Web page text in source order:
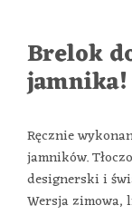
Brelok
jamnika!
Ręcznie
jamników.
designerski i
Wersja zimowa,